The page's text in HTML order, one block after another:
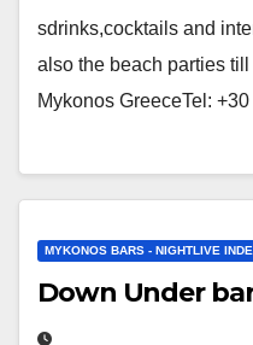
sdrinks,cocktails and
also the beach parties
Mykonos GreeceTel:
MYKONOS BARS - NIGHTLIVE
Down Under